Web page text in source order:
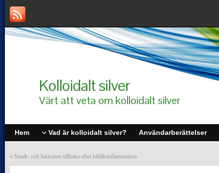
Kolloidalt silver
Värt att veta om kolloidalt silver
Hem Vad är kolloidalt silver? Användarberättelser
« Smak- och luktsinne tillbaka efter bihåleinflammation